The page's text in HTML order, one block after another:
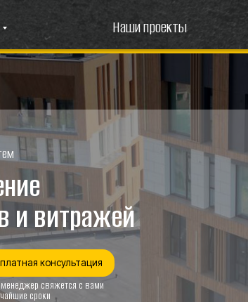
Наши проекты
консультация
с вами